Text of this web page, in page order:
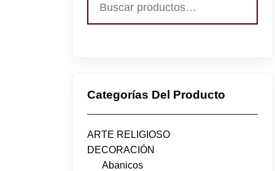
por:
Categorías Del Producto
ARTE RELIGIOSO
DECORACIÓN
Abanicos